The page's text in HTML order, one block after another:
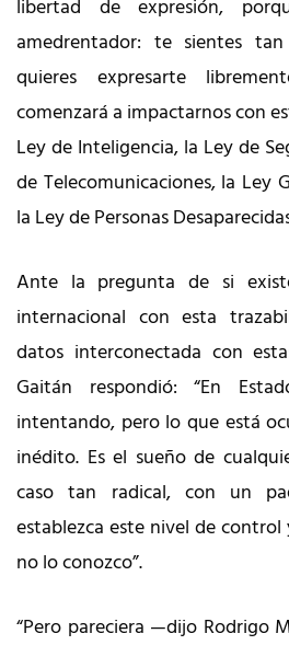
libertad de expresión,
amedrentador: te sientes
quieres expresarte
comenzará a impactarnos con
Ley de Inteligencia, la Ley de
de Telecomunicaciones, la Ley
la Ley de Personas
Ante la pregunta de si
internacional con esta
datos interconectada con
Gaitán respondió: “En
intentando, pero lo que está
inédito. Es el sueño de
caso tan radical, con un
establezca este nivel de
no lo conozco”.
“Pero pareciera —dijo Rodrigo